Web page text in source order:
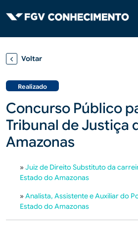
Voltar
Realizado
Concurso Público
Tribunal de Justiça
Amazonas
»Juiz de Direito Substituto da
Estado do Amazonas
»Analista, Assistente e Auxiliar do
Estado do Amazonas